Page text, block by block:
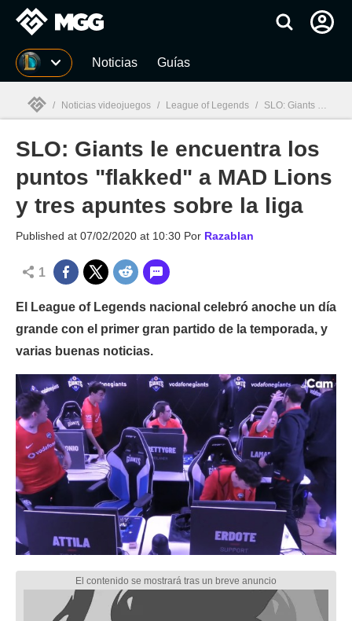
MGG Noticias Guías
MGG
/ Noticias videojuegos / League of Legends / SLO: Giants le encuentra los puntos "flakked" a MAD Lions y tres apuntes sobre la liga
SLO: Giants le encuentra los
puntos "flakked" a MAD Lions
y tres apuntes sobre la liga
Published at 07/02/2020 at 10:30 Por Razablan
1
El League of Legends nacional celebró anoche un día
grande con el primer gran partido de la temporada, y
varias buenas noticias.